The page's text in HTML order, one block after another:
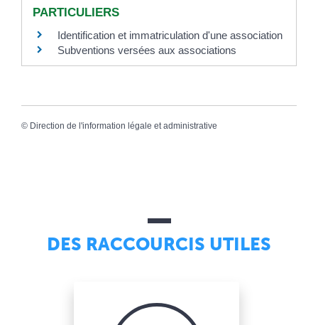
PARTICULIERS
Identification et immatriculation d'une association
Subventions versées aux associations
© Direction de l'information légale et administrative
DES RACCOURCIS UTILES